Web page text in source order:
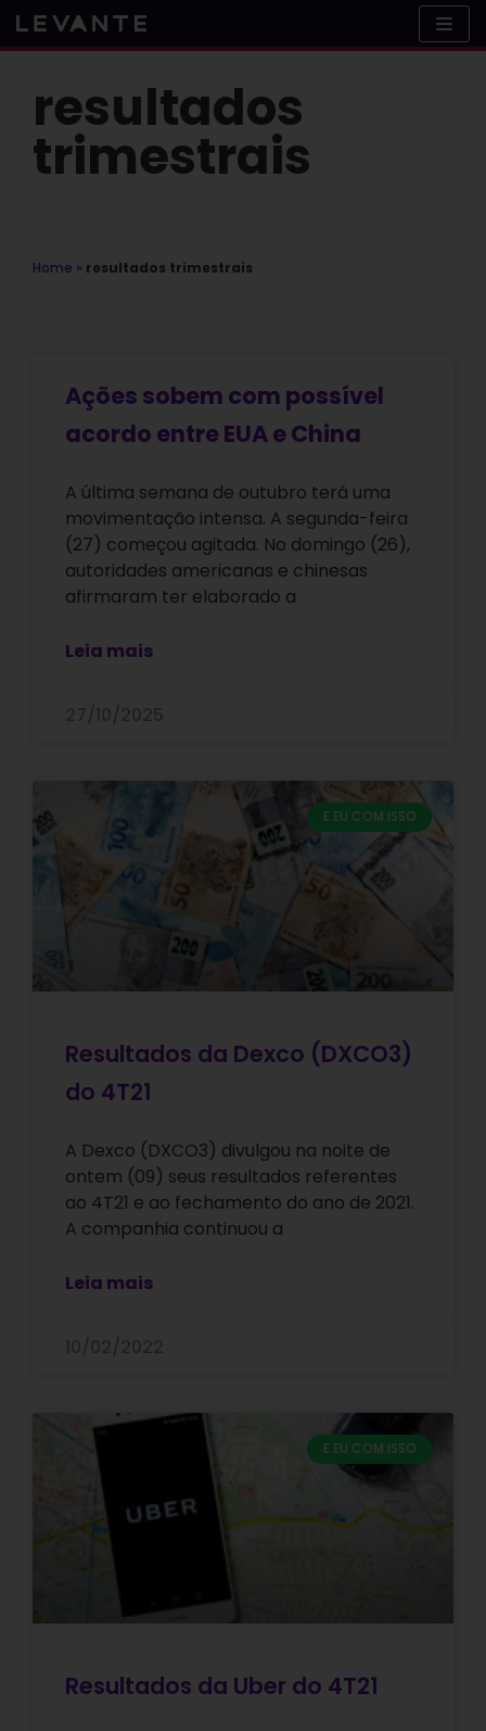
Skip
to
resultados
trimestrais
Home » resultados trimestrais
Ações sobem com possível
acordo entre EUA e China
A última semana de outubro terá uma
movimentação intensa. A segunda-feira
(27) começou agitada. No domingo (26),
autoridades americanas e chinesas
afirmaram ter elaborado a
Leia mais
E EU COM ISSO
Resultados da Dexco (DXCO3)
do 4T21
A Dexco (DXCO3) divulgou na noite de
ontem (09) seus resultados referentes
ao 4T21 e ao fechamento do ano de 2021.
A companhia continuou a
Leia mais
E EU COM ISSO
Resultados da Uber do 4T21